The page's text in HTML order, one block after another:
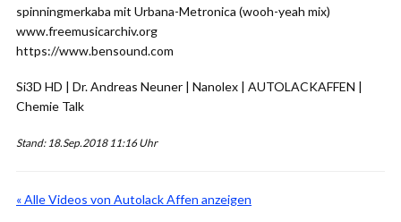
spinningmerkaba mit Urbana-Metronica (wooh-yeah mix)
www.freemusicarchiv.org
https://www.bensound.com
Si3D HD | Dr. Andreas Neuner | Nanolex | AUTOLACKAFFEN |
Chemie Talk
Stand: 18.Sep.2018 11:16 Uhr
« Alle Videos von Autolack Affen anzeigen